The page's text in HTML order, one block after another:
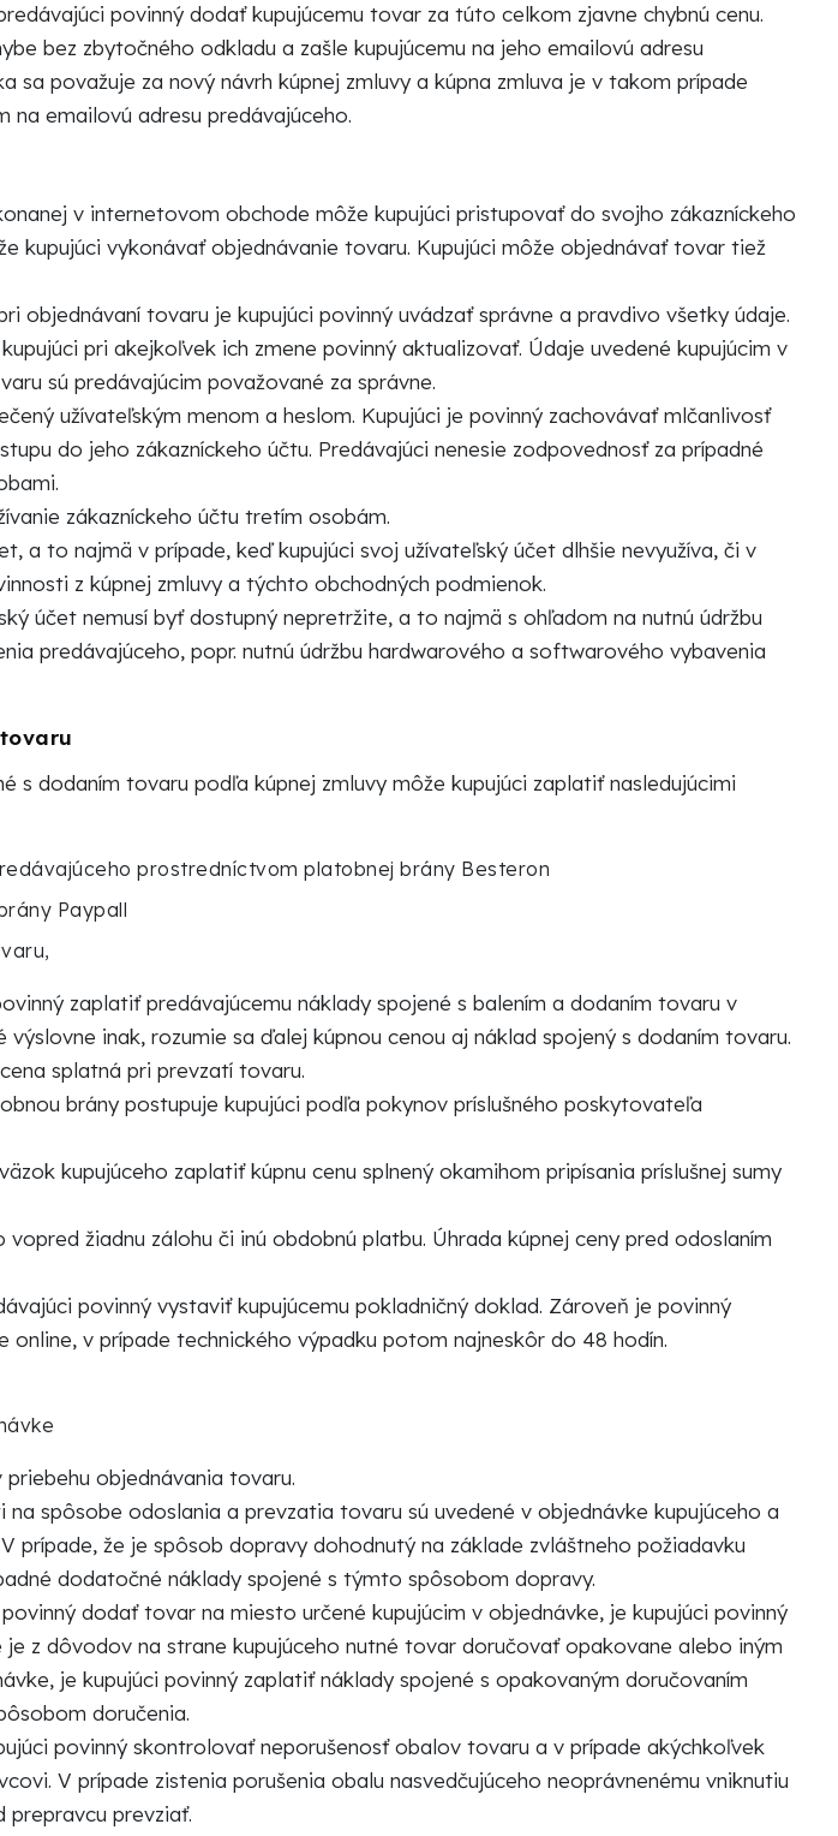
povinný dodať kupujúcemu tovar za túto celkom zjavne chybnú cenu.
bez zbytočného odkladu a zašle kupujúcemu na jeho emailovú adresu
sa považuje za nový návrh kúpnej zmluvy a kúpna zmluva je v takom prípade
na emailovú adresu predávajúceho.
v internetovom obchode môže kupujúci pristupovať do svojho zákazníckeho
kupujúci vykonávať objednávanie tovaru. Kupujúci môže objednávať tovar tiež
objednávaní tovaru je kupujúci povinný uvádzať správne a pravdivo všetky údaje.
pri akejkoľvek ich zmene povinný aktualizovať. Údaje uvedené kupujúcim v
sú predávajúcim považované za správne.
užívateľským menom a heslom. Kupujúci je povinný zachovávať mlčanlivosť
do jeho zákazníckeho účtu. Predávajúci nenesie zodpovednosť za prípadné
zákazníckeho účtu tretím osobám.
a to najmä v prípade, keď kupujúci svoj užívateľský účet dlhšie nevyužíva, či v
z kúpnej zmluvy a týchto obchodných podmienok.
účet nemusí byť dostupný nepretržite, a to najmä s ohľadom na nutnú údržbu
predávajúceho, popr. nutnú údržbu hardwarového a softwarového vybavenia
s dodaním tovaru podľa kúpnej zmluvy môže kupujúci zaplatiť nasledujúcimi
prostredníctvom platobnej brány Besteron
Paypall
zaplatiť predávajúcemu náklady spojené s balením a dodaním tovaru v
výslovne inak, rozumie sa ďalej kúpnou cenou aj náklad spojený s dodaním tovaru.
splatná pri prevzatí tovaru.
brány postupuje kupujúci podľa pokynov príslušného poskytovateľa
kupujúceho zaplatiť kúpnu cenu splnený okamihom pripísania príslušnej sumy
žiadnu zálohu či inú obdobnú platbu. Úhrada kúpnej ceny pred odoslaním
povinný vystaviť kupujúcemu pokladničný doklad. Zároveň je povinný
online, v prípade technického výpadku potom najneskôr do 48 hodín.
objednávania tovaru.
spôsobe odoslania a prevzatia tovaru sú uvedené v objednávke kupujúceho a
prípade, že je spôsob dopravy dohodnutý na základe zvláštneho požiadavku
dodatočné náklady spojené s týmto spôsobom dopravy.
dodať tovar na miesto určené kupujúcim v objednávke, je kupujúci povinný
z dôvodov na strane kupujúceho nutné tovar doručovať opakovane alebo iným
je kupujúci povinný zaplatiť náklady spojené s opakovaným doručovaním
doručenia.
povinný skontrolovať neporušenosť obalov tovaru a v prípade akýchkoľvek
V prípade zistenia porušenia obalu nasvedčujúceho neoprávnenému vniknutiu
prepravcu prevziať.